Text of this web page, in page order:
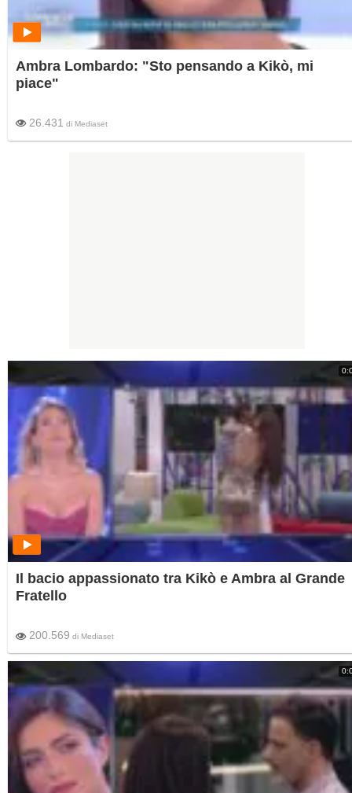
Ambra Lombardo: "Sto pensando a Kikò, mi
piace"
26.431 di Mediaset
Il bacio appassionato tra Kikò e Ambra al Grande
Fratello
200.569 di Mediaset